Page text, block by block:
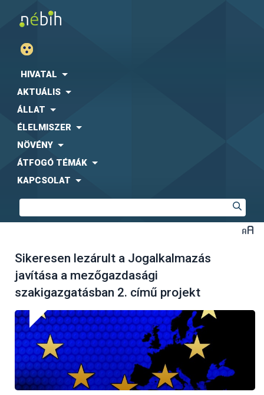
HIVATAL
AKTUÁLIS
ÁLLAT
ÉLELMISZER
NÖVÉNY
ÁTFOGÓ TÉMÁK
KAPCSOLAT
Sikeresen lezárult a Jogalkalmazás
javítása a mezőgazdasági
szakigazgatásban 2. című projekt